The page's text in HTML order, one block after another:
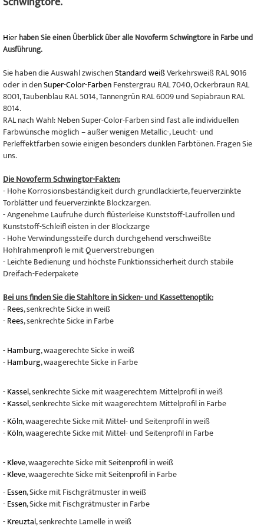
Hierhaben Sie einen Überblick über alle Novoferm Schwingtore in Farbe und
Ausführung.
Sie haben die Auswahl zwischenStandard weißVerkehrsweiß RAL 9016
oder in denSuper-Color-FarbenFenstergrau RAL 7040, Ockerbraun RAL
8001, Taubenblau RAL 5014, Tannengrün RAL 6009 und Sepiabraun RAL
8014.
RAL nach Wahl: Neben Super-Color-Farben sind fast alle individuellen
Farbwünsche möglich – außer wenigen Metallic-, Leucht- und
Perleffektfarben sowie einigen besonders dunklen Farbtönen. Fragen Sie
uns.
Die Novoferm Schwingtor-Fakten:
- Hohe Korrosionsbeständigkeit durch grundlackierte, feuerverzinkte
Torblätter und feuerverzinkte Blockzargen.
- Angenehme Laufruhe durch flüsterleise Kunststoff-Laufrollen und
Kunststoff-Schleifl eisten in der Blockzarge
- Hohe Verwindungssteife durch durchgehend verschweißte
Hohlrahmenprofi le mit Querverstrebungen
- Leichte Bedienung und höchste Funktionssicherheit durch stabile
Dreifach-Federpakete
Bei uns finden Sie die Stahltore in Sicken- und Kassettenoptik:
-Rees, senkrechte Sicke in weiß
-Rees, senkrechte Sicke in Farbe
-Hamburg, waagerechte Sicke in weiß
-Hamburg, waagerechte Sicke in Farbe
-Kassel, senkrechte Sicke mit waagerechtem Mittelprofil in weiß
-Kassel, senkrechte Sicke mit waagerechtem Mittelprofil in Farbe
-Köln, waagerechte Sicke mit Mittel- und Seitenprofil in weiß
-Köln, waagerechte Sicke mit Mittel- und Seitenprofil in Farbe
-Kleve, waagerechte Sicke mit Seitenprofil in weiß
-Kleve, waagerechte Sicke mit Seitenprofil in Farbe
-Essen, Sicke mit Fischgrätmuster in weiß
-Essen, Sicke mit Fischgrätmuster in Farbe
-Kreuztal, senkrechte Lamelle in weiß